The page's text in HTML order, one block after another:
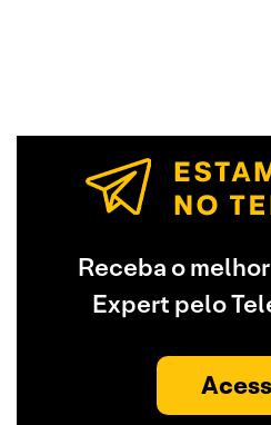
Receba o
Expert pelo